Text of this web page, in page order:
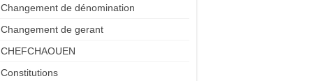
Changement de dénomination
Changement de gerant
CHEFCHAOUEN
Constitutions